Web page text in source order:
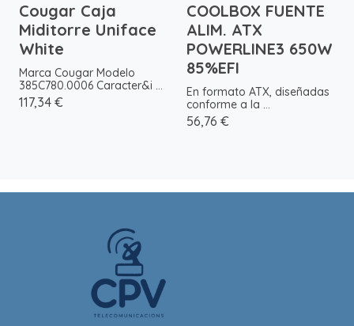
Cougar Caja
Miditorre Uniface
White
Marca Cougar Modelo
385C780.0006 Caracter&i ...
117,34 €
COOLBOX FUENTE
ALIM. ATX
POWERLINE3 650W
85%EFI
En formato ATX, diseñadas
conforme a la ...
56,76 €